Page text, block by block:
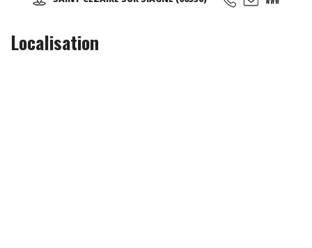
en valeur par un éclairage approprié et discret...
Localisation